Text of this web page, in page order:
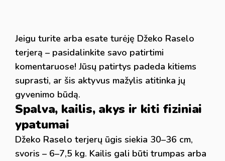
Jeigu turite arba esate turėję Džeko Raselo
terjerą – pasidalinkite savo patirtimi
komentaruose! Jūsų patirtys padeda kitiems
suprasti, ar šis aktyvus mažylis atitinka jų
gyvenimo būdą.
Spalva, kailis, akys ir kiti fiziniai
ypatumai
Džeko Raselo terjerų ūgis siekia 30–36 cm,
svoris – 6–7,5 kg. Kailis gali būti trumpas arba